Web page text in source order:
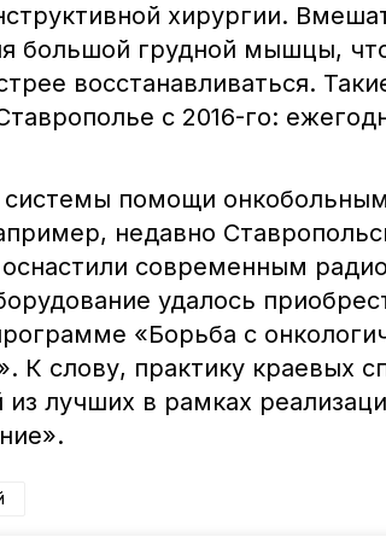
хирургии.
большой грудной мышцы,
восстанавливаться.
с 2016-го:
помощи
недавно
современным
удалось
«Борьба с
К слову, практику краевых
из лучших в рамках